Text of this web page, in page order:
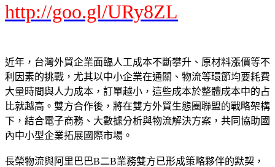
http://goo.gl/URy8ZL
近年，台灣外貿企業面臨人工成本不斷攀升、原材料漲價等不
利因素的挑戰，尤其以中小企業在通關、物流等環節均要耗費
大量時間與人力成本，訂單越小，這些成本於整體成本中的占
比就越高。雙方合作後，將在雙方外貿生態圈聯盟的戰略架構
下，結合電子商務、大數據分析與物流解決方案，共同協助國
內中小型企業拓展國際市場。
長榮物流與阿里巴巴B二B業務雙方已形成策略夥伴的默契，